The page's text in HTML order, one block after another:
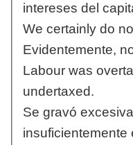
intereses del
We certainly do
Evidentemente,
Labour was
undertaxed.
Se gravó
insuficientemente